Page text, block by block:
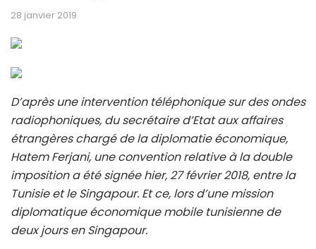
28 janvier 2019
D’après une intervention téléphonique sur des ondes
radiophoniques, du secrétaire d’Etat aux affaires
étrangères chargé de la diplomatie économique,
Hatem Ferjani, une convention relative à la double
imposition a été signée hier, 27 février 2018, entre la
Tunisie et le Singapour. Et ce, lors d’une mission
diplomatique économique mobile tunisienne de
deux jours en Singapour.